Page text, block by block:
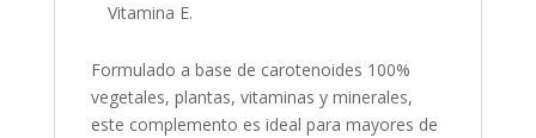
Vitamina E.
Formulado a base de carotenoides 100%
vegetales, plantas, vitaminas y minerales,
este complemento es ideal para mayores de